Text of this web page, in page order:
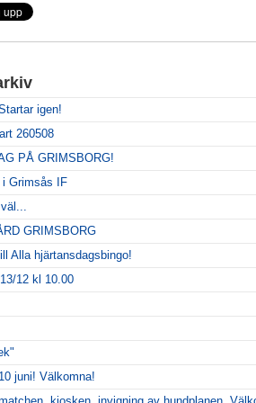
igen!
260508
PÅ GRIMSBORG!
i Grimsås IF
GRIMSBORG
Alla hjärtansdagsbingo!
12 kl 10.00
juni! Välkomna!
kiosken, invigning av hundplanen,